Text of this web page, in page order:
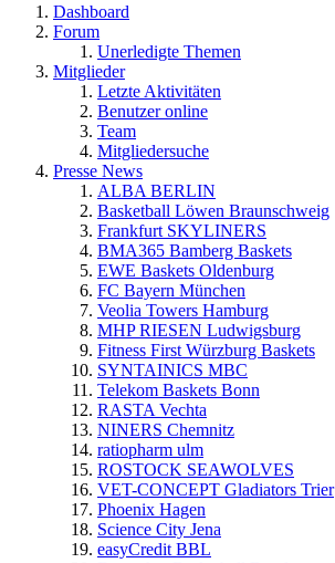
Dashboard
Forum
Unerledigte Themen
Mitglieder
Letzte Aktivitäten
Benutzer online
Team
Mitgliedersuche
Presse News
ALBA BERLIN
Basketball Löwen Braunschweig
Frankfurt SKYLINERS
BMA365 Bamberg Baskets
EWE Baskets Oldenburg
FC Bayern München
Veolia Towers Hamburg
MHP RIESEN Ludwigsburg
Fitness First Würzburg Baskets
SYNTAINICS MBC
Telekom Baskets Bonn
RASTA Vechta
NINERS Chemnitz
ratiopharm ulm
ROSTOCK SEAWOLVES
VET-CONCEPT Gladiators Trier
Phoenix Hagen
Science City Jena
easyCredit BBL